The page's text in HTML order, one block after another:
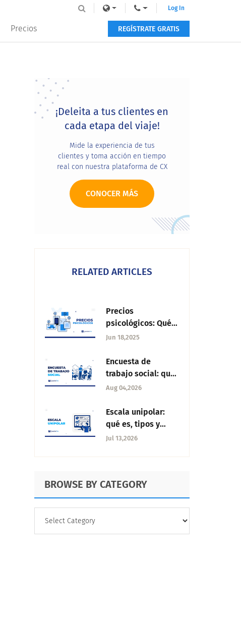
Precios
Log In
REGÍSTRATE GRATIS
Primary
Sidebar
¡Deleita a tus clientes en
cada etapa del viaje!
Mide la experiencia de tus
clientes y toma acción en tiempo
real con nuestra plataforma de CX
CONOCER MÁS
RELATED ARTICLES
Precios
psicológicos: Qué
son y cómo
Jun 18,2025
Encuesta de
trabajo social: qué
es, tipos de
aplicarla
Aug 04,2026
Escala unipolar:
qué es, tipos y
ejemplos para
Jul 13,2026
BROWSE BY CATEGORY
CATEGORY